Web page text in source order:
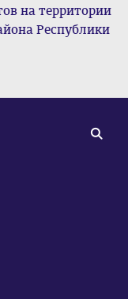
на территории
Республики